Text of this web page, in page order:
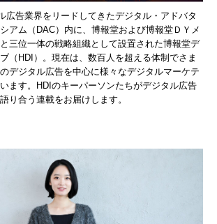
広告業界をリードしてきたデジタル・アドバタ
アム（DAC）内に、博報堂および博報堂ＤＹメ
三位一体の戦略組織として設置された博報堂デ
（HDI）。現在は、数百人を超える体制でさま
デジタル広告を中心に様々なデジタルマーケテ
ます。HDIのキーパーソンたちがデジタル広告
り合う連載をお届けします。